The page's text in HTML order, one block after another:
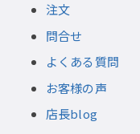
注文
問合せ
よくある質問
お客様の声
店長blog